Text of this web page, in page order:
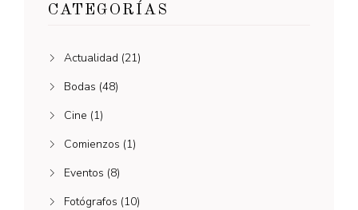
CATEGORÍAS
Actualidad (21)
Bodas (48)
Cine (1)
Comienzos (1)
Eventos (8)
Fotógrafos (10)